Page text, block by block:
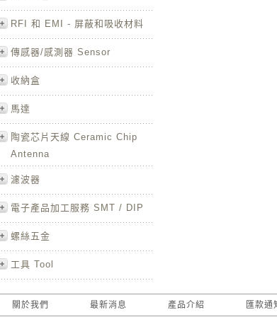
RFI 和 EMI - 屏蔽和吸收材料
傳感器/感測器 Sensor
收納盒
馬達
陶瓷芯片天線 Ceramic Chip
Antenna
濾波器
電子產品加工服務 SMT / DIP
螺絲五金
工具 Tool
關於我們 最新消息 產品介紹 匯款通